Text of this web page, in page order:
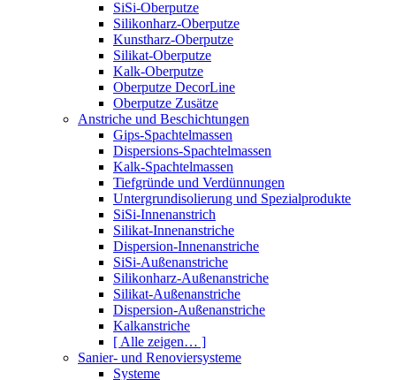
SiSi-Oberputze
Silikonharz-Oberputze
Kunstharz-Oberputze
Silikat-Oberputze
Kalk-Oberputze
Oberputze DecorLine
Oberputze Zusätze
Anstriche und Beschichtungen
Gips-Spachtelmassen
Dispersions-Spachtelmassen
Kalk-Spachtelmassen
Tiefgründe und Verdünnungen
Untergrundisolierung und Spezialprodukte
SiSi-Innenanstrich
Silikat-Innenanstriche
Dispersion-Innenanstriche
SiSi-Außenanstriche
Silikonharz-Außenanstriche
Silikat-Außenanstriche
Dispersion-Außenanstriche
Kalkanstriche
[ Alle zeigen… ]
Sanier- und Renoviersysteme
Systeme